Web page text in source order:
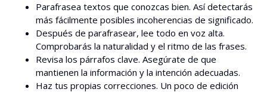
Parafrasea textos que conozcas bien. Así detectarás
más fácilmente posibles incoherencias de significado.
Después de parafrasear, lee todo en voz alta.
Comprobarás la naturalidad y el ritmo de las frases.
Revisa los párrafos clave. Asegúrate de que
mantienen la información y la intención adecuadas.
Haz tus propias correcciones. Un poco de edición